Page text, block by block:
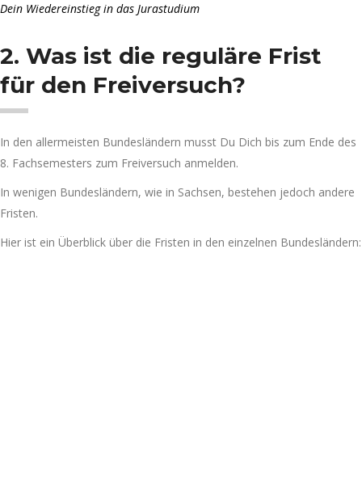
Dein Wiedereinstieg in das Jurastudium
2. Was ist die reguläre Frist
für den Freiversuch?
In den allermeisten Bundesländern musst Du Dich bis zum Ende des
8. Fachsemesters zum Freiversuch anmelden.
In wenigen Bundesländern, wie in Sachsen, bestehen jedoch andere
Fristen.
Hier ist ein Überblick über die Fristen in den einzelnen Bundesländern: